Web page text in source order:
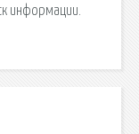
информации.